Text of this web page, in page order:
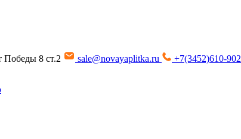
Победы 8 ст.2 sale@novayaplitka.ru
+7(3452)610-902